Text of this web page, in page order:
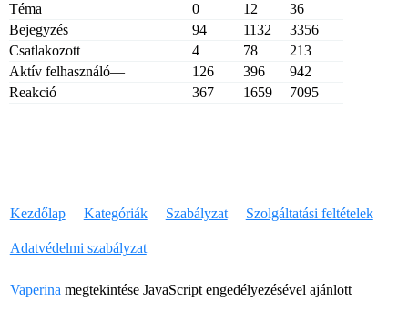
Téma
0 12
36
Bejegyzés
94 1132
3356
Csatlakozott
4 78
213
Aktív felhasználó— 126 396
942
Reakció
367 1659 7095
Kezdőlap Kategóriák Szabályzat Szolgáltatási feltételek
Adatvédelmi szabályzat
Vaperina megtekintése JavaScript engedélyezésével ajánlott